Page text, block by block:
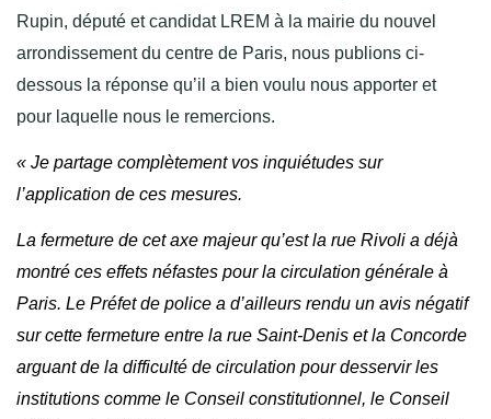
Rupin, député et candidat LREM à la mairie du nouvel
arrondissement du centre de Paris, nous publions ci-
dessous la réponse qu’il a bien voulu nous apporter et
pour laquelle nous le remercions.
« Je partage complètement vos inquiétudes sur
l’application de ces mesures.
La fermeture de cet axe majeur qu’est la rue Rivoli a déjà
montré ces effets néfastes pour la circulation générale à
Paris. Le Préfet de police a d’ailleurs rendu un avis négatif
sur cette fermeture entre la rue Saint-Denis et la Concorde
arguant de la difficulté de circulation pour desservir les
institutions comme le Conseil constitutionnel, le Conseil